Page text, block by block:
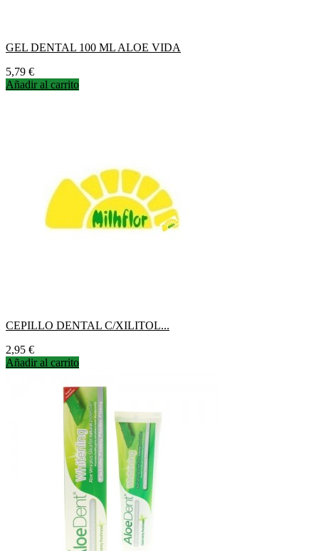
GEL DENTAL 100 ML ALOE VIDA
Precio
5,79 €
Añadir al carrito
CEPILLO DENTAL C/XILITOL...
Precio
2,95 €
Añadir al carrito